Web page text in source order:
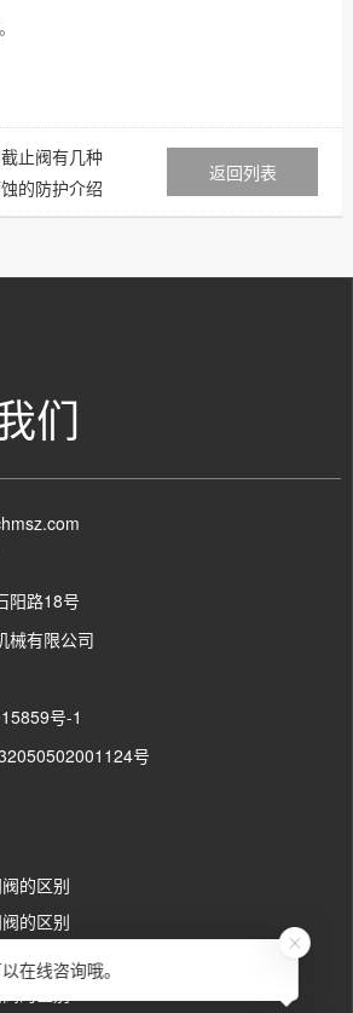
返回列表
止阀有几种
的防护介绍
们
阳路18号
械有限公司
号-1
号
的区别
的区别
的区别
的区别
在线咨询哦。